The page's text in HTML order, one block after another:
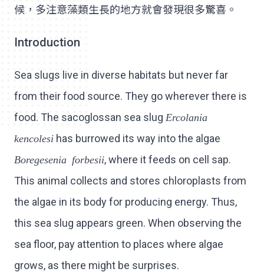
候，多注意藻類生長的地方就會發現很多驚喜。
Introduction
Sea slugs live in diverse habitats but never far
from their food source. They go wherever there is
food. The sacoglossan sea slug Ercolania
kencolesi has burrowed its way into the algae
Boregesenia forbesii, where it feeds on cell sap.
This animal collects and stores chloroplasts from
the algae in its body for producing energy. Thus,
this sea slug appears green. When observing the
sea floor, pay attention to places where algae
grows, as there might be surprises.